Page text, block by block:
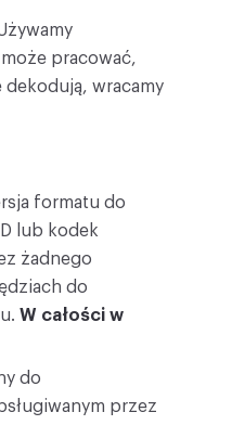
pracować,
dekodują, wracamy
formatu do
lub kodek
żadnego
do
W całości w
do
przez